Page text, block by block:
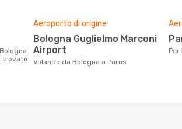
trovato
Aeroporto di origine
Bologna Guglielmo Marconi
Airport
Volando da Bologna a Paros